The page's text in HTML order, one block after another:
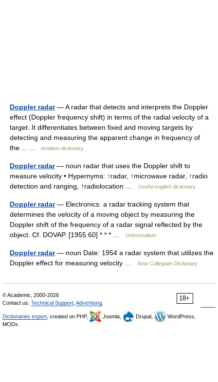
Doppler radar— A radar that detects and interprets the Doppler
effect (Doppler frequency shift) in terms of the radial velocity of a
target. It differentiates between fixed and moving targets by
detecting and measuring the apparent change in frequency of
the… …
Aviation dictionary
Doppler radar— noun radar that uses the Doppler shift to
measure velocity • Hypernyms: ↑radar, ↑microwave radar, ↑radio
detection and ranging, ↑radiolocation …
Useful english dictionary
Doppler radar— Electronics. a radar tracking system that
determines the velocity of a moving object by measuring the
Doppler shift of the frequency of a radar signal reflected by the
object. Cf. DOVAP. [1955 60] * * * …
Universalium
Doppler radar— noun Date: 1954 a radar system that utilizes the
Doppler effect for measuring velocity …
New Collegiate Dictionary
18+
© Academic, 2000-2026
Contact us: Technical Support Advertising
Dictionaries export , created on PHP, Joomla, Drupal,
WordPress,
MODx.